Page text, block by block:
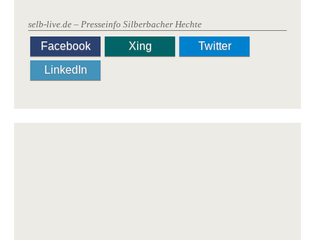
selb-live.de – Presseinfo Silberbacher Hechte
Facebook Xing
Twitter
LinkedIn